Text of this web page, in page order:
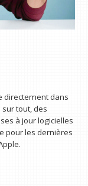
directement dans
tout, des
à jour logicielles
pour les dernières